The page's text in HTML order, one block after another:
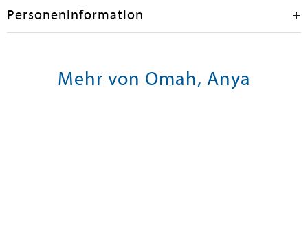
Personeninformation
Mehr von Omah, Anya